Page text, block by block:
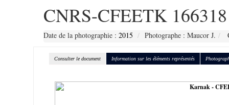
CNRS-CFEETK 166318
Date de la photographie : 2015 Photographe : Maucor J.
Consulter le document Information sur les éléments représentés